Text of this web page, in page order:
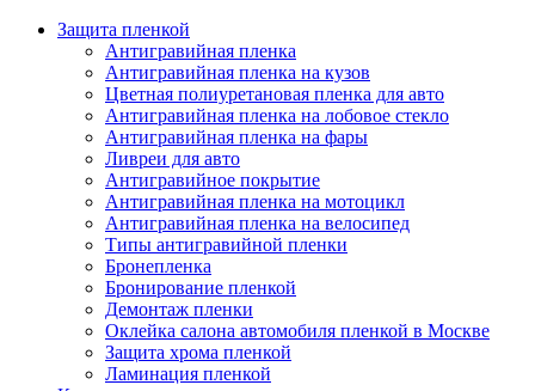
Защита пленкой
Антигравийная пленка
Антигравийная пленка на кузов
Цветная полиуретановая пленка для авто
Антигравийная пленка на лобовое стекло
Антигравийная пленка на фары
Ливреи для авто
Антигравийное покрытие
Антигравийная пленка на мотоцикл
Антигравийная пленка на велосипед
Типы антигравийной пленки
Бронепленка
Бронирование пленкой
Демонтаж пленки
Оклейка салона автомобиля пленкой в Москве
Защита хрома пленкой
Ламинация пленкой